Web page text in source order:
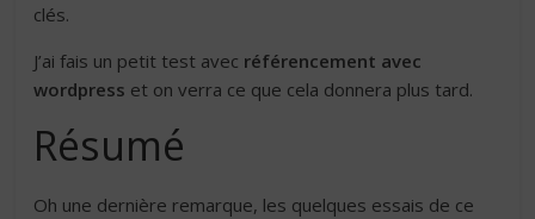
clés.
J’ai fais un petit test avec référencement avec
wordpress et on verra ce que cela donnera plus tard.
Résumé
Oh une dernière remarque, les quelques essais de ce